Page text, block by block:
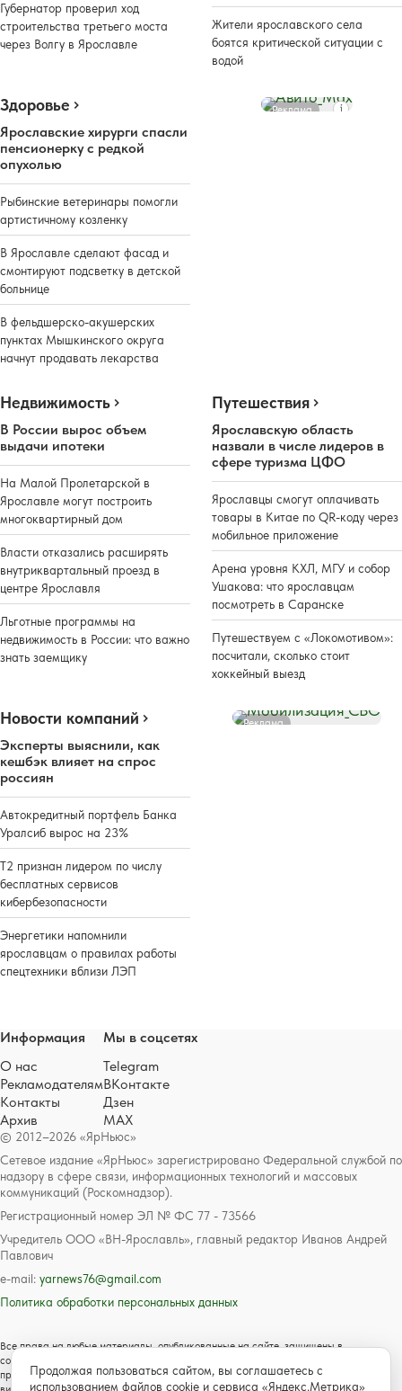
Губернатор проверил ход
строительства третьего моста
через Волгу в Ярославле
Жители ярославского села
боятся критической ситуации с
водой
Здоровье
Ярославские хирурги спасли
пенсионерку с редкой
опухолью
Рыбинские ветеринары помогли
артистичному козленку
В Ярославле сделают фасад и
смонтируют подсветку в детской
больнице
В фельдшерско-акушерских
пунктах Мышкинского округа
начнут продавать лекарства
Реклама
Недвижимость
В России вырос объем
выдачи ипотеки
На Малой Пролетарской в
Ярославле могут построить
многоквартирный дом
Власти отказались расширять
внутриквартальный проезд в
центре Ярославля
Льготные программы на
недвижимость в России: что важно
знать заемщику
Путешествия
Ярославскую область
назвали в числе лидеров в
сфере туризма ЦФО
Ярославцы смогут оплачивать
товары в Китае по QR-коду через
мобильное приложение
Арена уровня КХЛ, МГУ и собор
Ушакова: что ярославцам
посмотреть в Саранске
Путешествуем с «Локомотивом»:
посчитали, сколько стоит
хоккейный выезд
Новости компаний
Эксперты выяснили, как
кешбэк влияет на спрос
россиян
Автокредитный портфель Банка
Уралсиб вырос на 23%
Т2 признан лидером по числу
бесплатных сервисов
кибербезопасности
Энергетики напомнили
ярославцам о правилах работы
спецтехники вблизи ЛЭП
Реклама
© 2012–2026 «ЯрНьюс»
Сетевое издание «ЯрНьюс» зарегистрировано Федеральной службой по
надзору в сфере связи, информационных технологий и массовых
коммуникаций (Роскомнадзор).
Регистрационный номер ЭЛ № ФС 77 - 73566
Учредитель ООО «ВН-Ярославль», главный редактор Иванов Андрей
Павлович
e-mail: yarnews76@gmail.com
Политика обработки персональных данных
Все права на любые материалы, опубликованные на сайте, защищены в
соответствии с российским и международным законодательством об авторском
праве и смежных правах. Любое использование текстовых, фото, аудио и
Информация
О нас
Рекламодателям
Контакты
Архив
Мы в соцсетях
Telegram
ВКонтакте
Дзен
MAX
Продолжая пользоваться сайтом, вы соглашаетесь с
использованием файлов cookie и сервиса «Яндекс.Метрика»